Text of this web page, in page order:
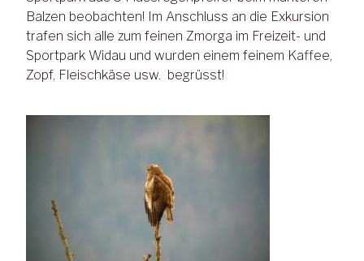
Balzen beobachten! Im Anschluss an die Exkursion
trafen sich alle zum feinen Zmorga im Freizeit- und
Sportpark Widau und wurden einem feinem Kaffee,
Zopf, Fleischkäse usw. begrüsst!